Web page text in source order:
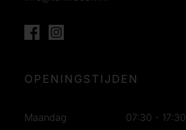
OPENINGSTIJDEN
Maandag
07:30 - 17:30